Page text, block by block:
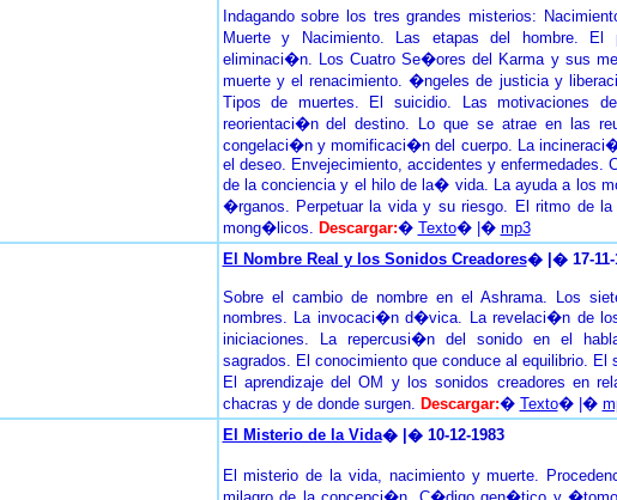
Indagando sobre los tres grandes misterios:
Muerte y Nacimiento. Las etapas del hombre.
eliminaci�n. Los Cuatro Se�ores del Karma y sus
muerte y el renacimiento. �ngeles de justicia y
Tipos de muertes. El suicidio. Las motivaciones
reorientaci�n del destino. Lo que se atrae en las
congelaci�n y momificaci�n del cuerpo. La
el deseo. Envejecimiento, accidentes y enfermedades.
de la conciencia y el hilo de la� vida. La ayuda a los
�rganos. Perpetuar la vida y su riesgo. El ritmo de
mong�licos. Descargar:� Texto� |� mp3
El Nombre Real y los Sonidos Creadores� |� 17-11-
Sobre el cambio de nombre en el Ashrama. Los
nombres. La invocaci�n d�vica. La revelaci�n de
iniciaciones. La repercusi�n del sonido en el
sagrados. El conocimiento que conduce al equilibrio.
El aprendizaje del OM y los sonidos creadores en
chacras y de donde surgen. Descargar:� Texto� |�
El Misterio de la Vida� |� 10-12-1983
El misterio de la vida, nacimiento y muerte.